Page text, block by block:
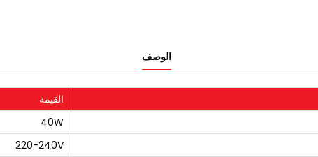
الوصف
القيمة
40W
220-240V